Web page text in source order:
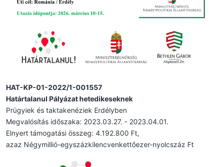
HAT-KP-01-2022/1-001557
Határtalanul Pályázat hetedikeseknek
Prügyiek és taktakenéziek Erdélyben
Megvalósítás időszaka: 2023.03.27. - 2023.04.01.
Elnyert támogatási összeg: 4.192.800 Ft,
azaz Négymillió-egyszázkilencvenkettőezer-nyolcszáz Ft